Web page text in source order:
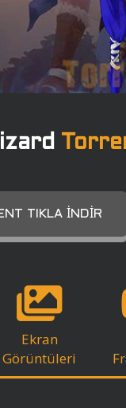
TIKLA İNDIR
Ekran
Görüntüleri